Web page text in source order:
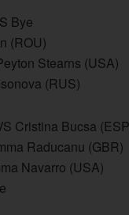
Bye
(ROU)
Stearns (USA)
(RUS)
Cristina Bucsa
Raducanu (GBR)
Navarro (USA)